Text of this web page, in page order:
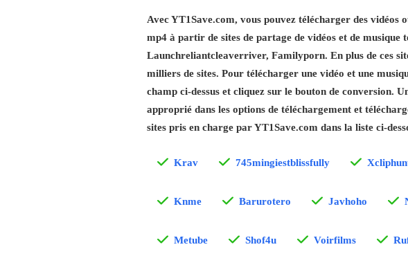
Avec YT1Save.com, vous pouvez télécharger des
mp4 à partir de sites de partage de vidéos et de
Launchreliantcleaverriver, Familyporn. En plus de ces
milliers de sites. Pour télécharger une vidéo et une
champ ci-dessus et cliquez sur le bouton de conversion.
approprié dans les options de téléchargement et
sites pris en charge par YT1Save.com dans la liste ci-
Krav 745mingiestblissfully
Knme Barurotero Javhoho
Metube Shof4u Voirfilms